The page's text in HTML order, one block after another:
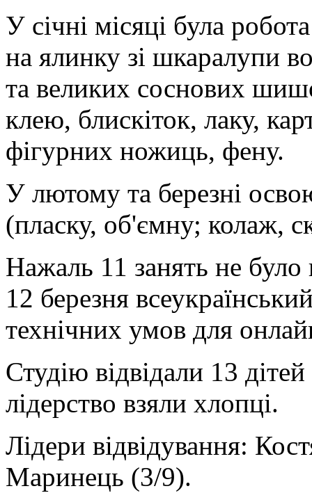
У січні місяці була
на ялинку зі шкаралупи
та великих соснових
клею, блискіток, лаку,
фігурних ножиць, фену.
У лютому та березні
(пласку, об'ємну; колаж,
Нажаль 11 занять не
12 березня
технічних умов для
Студію відвідали 13
лідерство взяли хлопці.
Лідери відвідування:
Маринець (3/9).